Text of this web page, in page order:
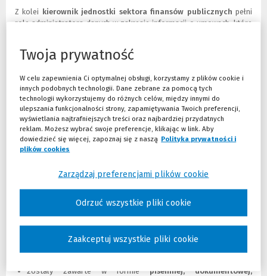
Z kolei kierownik jednostki sektora finansów publicznych pełni
rolę administratora danych w zakresie informacji o umowach, które
RODO(
o
w
e
o
n
o
(
i
n
k
d
i
n
r
o
, w tym za zapewnienie rzetelności i bezpieczeństwa
ta wymaga uważnej analizy, aby rozstrzygnąć, czy mamy do
czynienia z współadministrowaniem, powierzeniem przetwarzania
danych czy udostępnieniem danych pomiędzy dwoma niezależnymi
administratorami. Prawidłowe zdefiniowanie tych ról jest niezbędne
dla zachowania zasady rozliczalności i właściwego prowadzenia
rejestru czynności przetwarzania.
granice udostępniania danych
Proces udostępniania informacji w CRU wymaga każdorazowej
kategoryzacji umowy pod kątem spełnienia przesłanek ustawowych i
zamówienie w rozumieniu Prawa zamówień
zostały zawarte w formie pisemnej, dokumentowej,
Twoja prywatność
W celu zapewnienia Ci optymalnej obsługi, korzystamy z plików cookie i
innych podobnych technologii. Dane zebrane za pomocą tych
technologii wykorzystujemy do różnych celów, między innymi do
ulepszania funkcjonalności strony, zapamiętywania Twoich preferencji,
wyświetlania najtrafniejszych treści oraz najbardziej przydatnych
reklam. Możesz wybrać swoje preferencje, klikając w link. Aby
dowiedzieć się więcej, zapoznaj się z naszą Polityka prywatności i
plików cookies
Odrzuć wszystkie pliki cookie
Zaakceptuj wszystkie pliki cookie
Zarządzaj preferencjami plików cookie